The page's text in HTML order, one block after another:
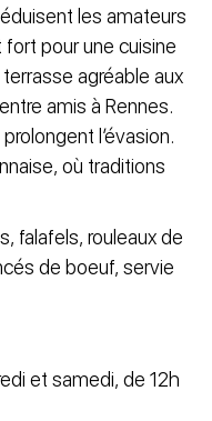
les amateurs
pour une cuisine
agréable aux
amis à Rennes.
l’évasion.
où traditions
falafels, rouleaux de
de boeuf, servie
et samedi, de 12h